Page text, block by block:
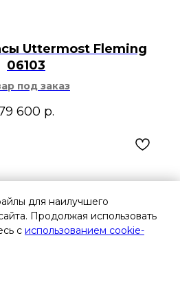
Uttermost Fleming
06103
под заказ
600 р.
для наилучшего
Продолжая использовать
с использованием cookie-